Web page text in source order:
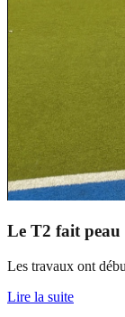
Le T2 fait peau
Les travaux ont
Lire la suite